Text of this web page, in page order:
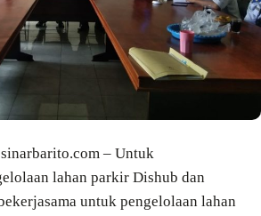
– Untuk
lahan parkir Dishub dan
untuk pengelolaan lahan